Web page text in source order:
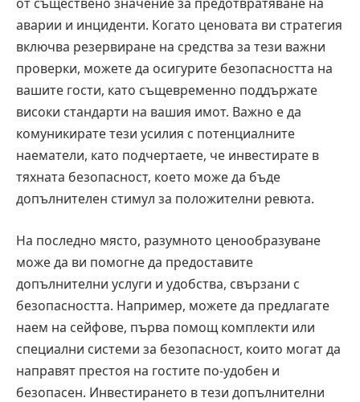
аварии и инциденти. Когато ценовата ви стратегия
включва резервиране на средства за тези важни
проверки, можете да осигурите безопасността на
вашите гости, като същевременно поддържате
високи стандарти на вашия имот. Важно е да
комуникирате тези усилия с потенциалните
наематели, като подчертаете, че инвестирате в
тяхната безопасност, което може да бъде
допълнителен стимул за положителни ревюта.
На последно място, разумното ценообразуване
може да ви помогне да предоставите
допълнителни услуги и удобства, свързани с
безопасността. Например, можете да предлагате
наем на сейфове, първа помощ комплекти или
специални системи за безопасност, които могат да
направят престоя на гостите по-удобен и
безопасен. Инвестирането в тези допълнителни